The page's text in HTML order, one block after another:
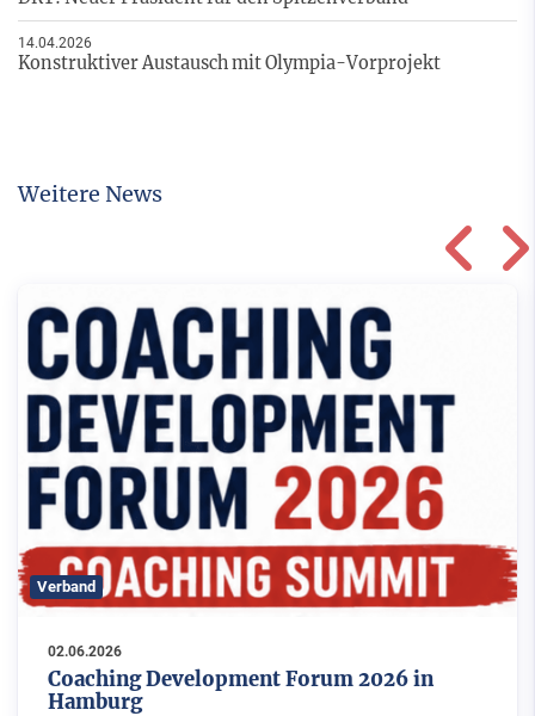
14.04.2026
Konstruktiver Austausch mit Olympia-Vorprojekt
Weitere News
Verband
02.06.2026
Coaching Development Forum 2026 in
Hamburg